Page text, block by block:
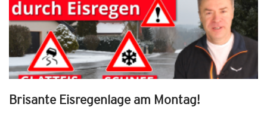
Brisante Eisregenlage am Montag!